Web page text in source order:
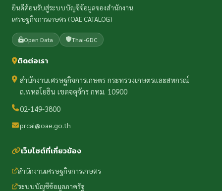
ยินดีต้อนรับสู่ระบบบัญชีข้อมูลของสำนักงาน
เศรษฐกิจการเกษตร (OAE CATALOG)
Open Data Thai-GDC
ติดต่อเรา
สำนักงานเศรษฐกิจการเกษตร กระทรวงเกษตรและสหกรณ์
ถ.พหลโยธิน เขตจตุจักร กทม. 10900
02-149-3800
prcai@oae.go.th
เว็บไซต์ที่เกี่ยวข้อง
สำนักงานเศรษฐกิจการเกษตร
ระบบบัญชีข้อมูลภาครัฐ